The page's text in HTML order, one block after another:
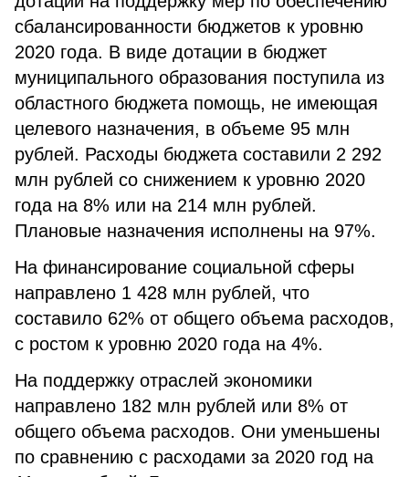
сбалансированности бюджетов к уровню
2020 года. В виде дотации в бюджет
муниципального образования поступила из
областного бюджета помощь, не имеющая
целевого назначения, в объеме 95 млн
рублей. Расходы бюджета составили 2 292
млн рублей со снижением к уровню 2020
года на 8% или на 214 млн рублей.
Плановые назначения исполнены на 97%.
На финансирование социальной сферы
направлено 1 428 млн рублей, что
составило 62% от общего объема расходов,
с ростом к уровню 2020 года на 4%.
На поддержку отраслей экономики
направлено 182 млн рублей или 8% от
общего объема расходов. Они уменьшены
по сравнению с расходами за 2020 год на